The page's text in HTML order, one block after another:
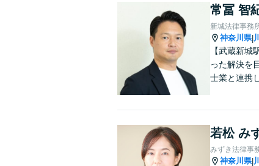
常冨 智
新城法律事務
神奈川県|
【武蔵新
った解決を
士業と連携
若松 み
みずき法律事
神奈川県|